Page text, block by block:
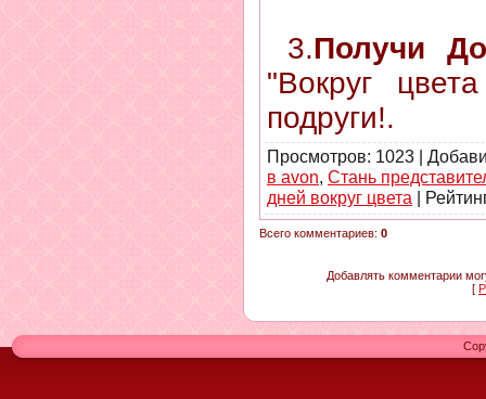
3.Получи
"Вокруг
подруги!.
Просмотров: 1023 |
в avon, Стань
дней вокруг цвета |
Всего комментариев: 0
Добавлять комментарии
[